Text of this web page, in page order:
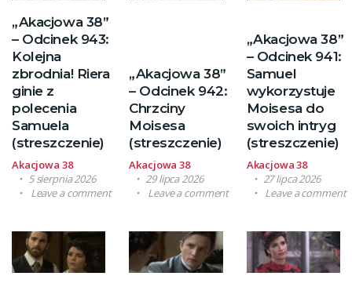
„Akacjowa 38”
– Odcinek 943:
Kolejna
zbrodnia! Riera
ginie z
polecenia
Samuela
(streszczenie)
Akacjowa 38
5 sierpnia 2026
Leave a comment
„Akacjowa 38”
– Odcinek 942:
Chrzciny
Moisesa
(streszczenie)
Akacjowa 38
29 lipca 2026
Leave a comment
„Akacjowa 38”
– Odcinek 941:
Samuel
wykorzystuje
Moisesa do
swoich intryg
(streszczenie)
Akacjowa 38
27 lipca 2026
Leave a comment